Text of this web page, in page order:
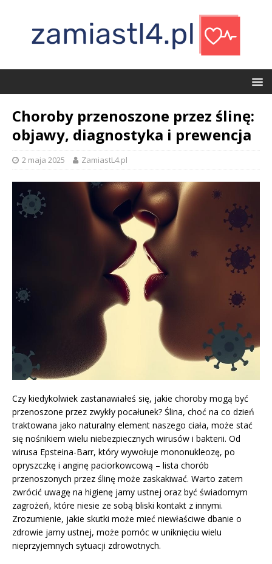
Choroby przenoszone przez ślinę:
objawy, diagnostyka i prewencja
2 maja 2025 ZamiastL4.pl
Czy kiedykolwiek zastanawiałeś się, jakie choroby mogą być
przenoszone przez zwykły pocałunek? Ślina, choć na co dzień
traktowana jako naturalny element naszego ciała, może stać
się nośnikiem wielu niebezpiecznych wirusów i bakterii. Od
wirusa Epsteina-Barr, który wywołuje mononukleozę, po
opryszczkę i anginę paciorkowcową – lista chorób
przenoszonych przez ślinę może zaskakiwać. Warto zatem
zwrócić uwagę na higienę jamy ustnej oraz być świadomym
zagrożeń, które niesie ze sobą bliski kontakt z innymi.
Zrozumienie, jakie skutki może mieć niewłaściwe dbanie o
zdrowie jamy ustnej, może pomóc w uniknięciu wielu
nieprzyjemnych sytuacji zdrowotnych.